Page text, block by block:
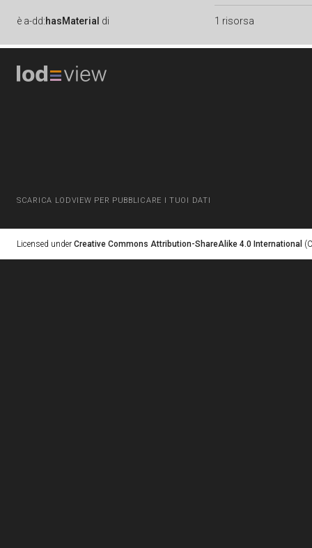
è a-dd:hasMaterial di 1 risorsa
SCARICA LODVIEW PER PUBBLICARE I TUOI DATI
Licensed under Creative Commons Attribution-ShareAlike 4.0 International